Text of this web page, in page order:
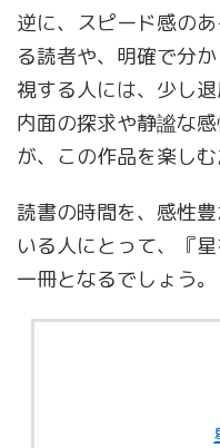
逆に、スピード感の
る読者や、明確で分
視する人には、少し
内面の探求や静謐な
が、この作品を楽し
読書の時間を、感性
いる人にとって、『
一冊となるでしょう。